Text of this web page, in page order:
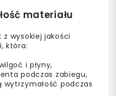
materiału
z wysokiej jakości
która:
i płyny,
podczas zabiegu,
wytrzymałość podczas